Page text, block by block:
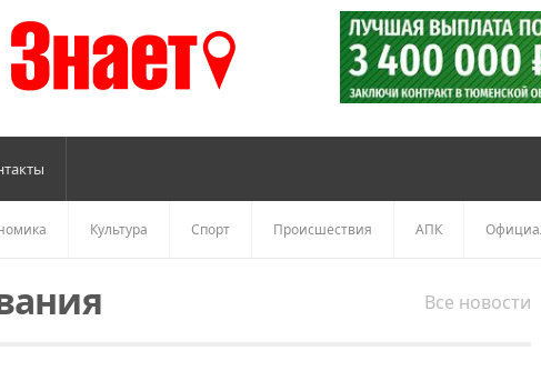
Культура Спорт Происшествия АПК
Все новости